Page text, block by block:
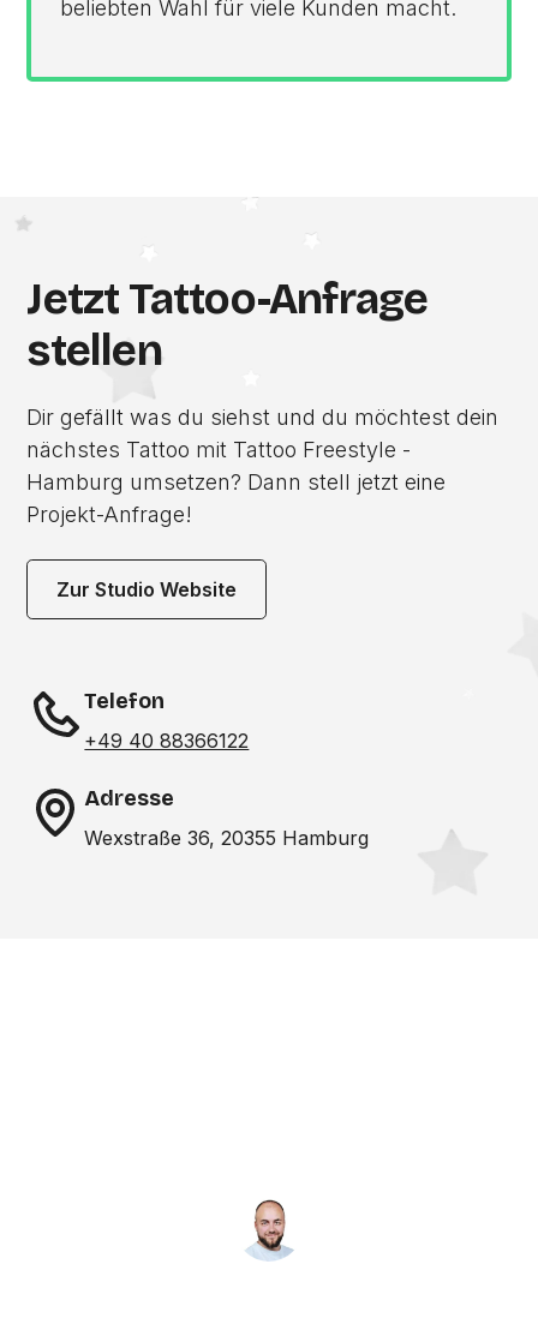
beliebten Wahl für viele Kunden macht.
Jetzt Tattoo-Anfrage
stellen
Dir gefällt was du siehst und du möchtest dein
nächstes Tattoo mit Tattoo Freestyle -
Hamburg umsetzen? Dann stell jetzt eine
Projekt-Anfrage!
Zur Studio Website
Telefon
+49 40 88366122
Adresse
Wexstraße 36, 20355 Hamburg